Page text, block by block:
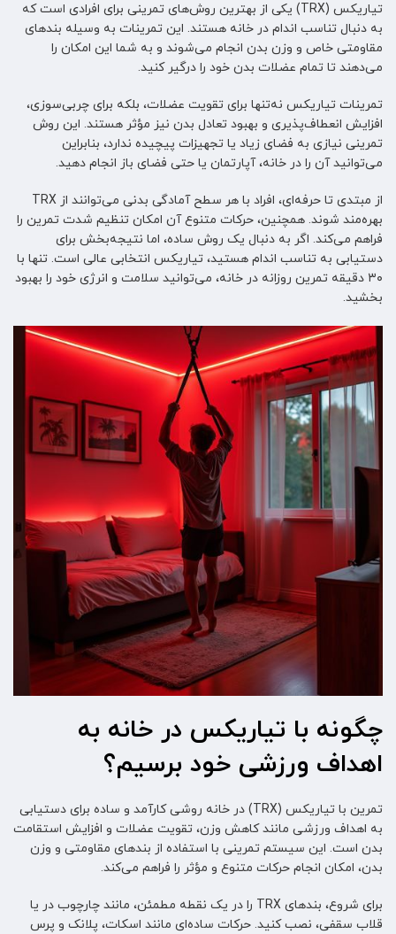
تیاریکس (TRX) یکی از بهترین روش‌های تمرینی برای افرادی است که
به دنبال تناسب اندام در خانه هستند. این تمرینات به وسیله بندهای
مقاومتی خاص و وزن بدن انجام می‌شوند و به شما این امکان را
می‌دهند تا تمام عضلات بدن خود را درگیر کنید.
تمرینات تیاریکس نه‌تنها برای تقویت عضلات، بلکه برای چربی‌سوزی،
افزایش انعطاف‌پذیری و بهبود تعادل بدن نیز مؤثر هستند. این روش
تمرینی نیازی به فضای زیاد یا تجهیزات پیچیده ندارد، بنابراین
می‌توانید آن را در خانه، آپارتمان یا حتی فضای باز انجام دهید.
از مبتدی تا حرفه‌ای، افراد با هر سطح آمادگی بدنی می‌توانند از TRX
بهره‌مند شوند. همچنین، حرکات متنوع آن امکان تنظیم شدت تمرین را
فراهم می‌کند. اگر به دنبال یک روش ساده، اما نتیجه‌بخش برای
دستیابی به تناسب اندام هستید، تیاریکس انتخابی عالی است. تنها با
۳۰ دقیقه تمرین روزانه در خانه، می‌توانید سلامت و انرژی خود را بهبود
بخشید.
چگونه با تیاریکس در خانه به
اهداف ورزشی خود برسیم؟
تمرین با تیاریکس (TRX) در خانه روشی کارآمد و ساده برای دستیابی
به اهداف ورزشی مانند کاهش وزن، تقویت عضلات و افزایش استقامت
بدن است. این سیستم تمرینی با استفاده از بندهای مقاومتی و وزن
بدن، امکان انجام حرکات متنوع و مؤثر را فراهم می‌کند.
برای شروع، بندهای TRX را در یک نقطه مطمئن، مانند چارچوب در یا
قلاب سقفی، نصب کنید. حرکات ساده‌ای مانند اسکات، پلانک و پرس